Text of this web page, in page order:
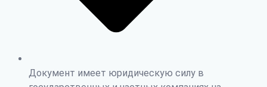
Документ имеет юридическую силу в